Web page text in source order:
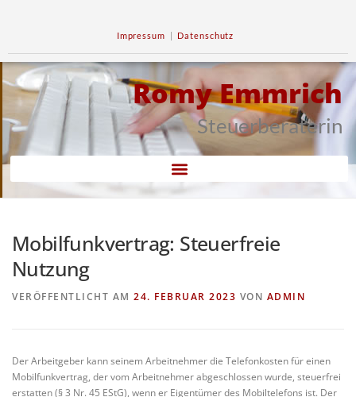
Impressum | Datenschutz
Romy Emmrich
Steuerberaterin
Mobilfunkvertrag: Steuerfreie
Nutzung
VERÖFFENTLICHT AM 24. FEBRUAR 2023 VON ADMIN
Der Arbeitgeber kann seinem Arbeitnehmer die Telefonkosten für einen
Mobilfunkvertrag, der vom Arbeitnehmer abgeschlossen wurde, steuerfrei
erstatten (§ 3 Nr. 45 EStG), wenn er Eigentümer des Mobiltelefons ist. Der